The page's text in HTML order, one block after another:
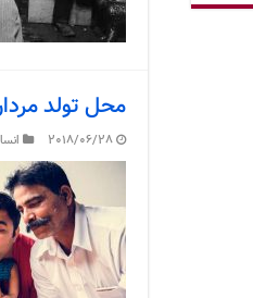
محل تولد
2018/06/28